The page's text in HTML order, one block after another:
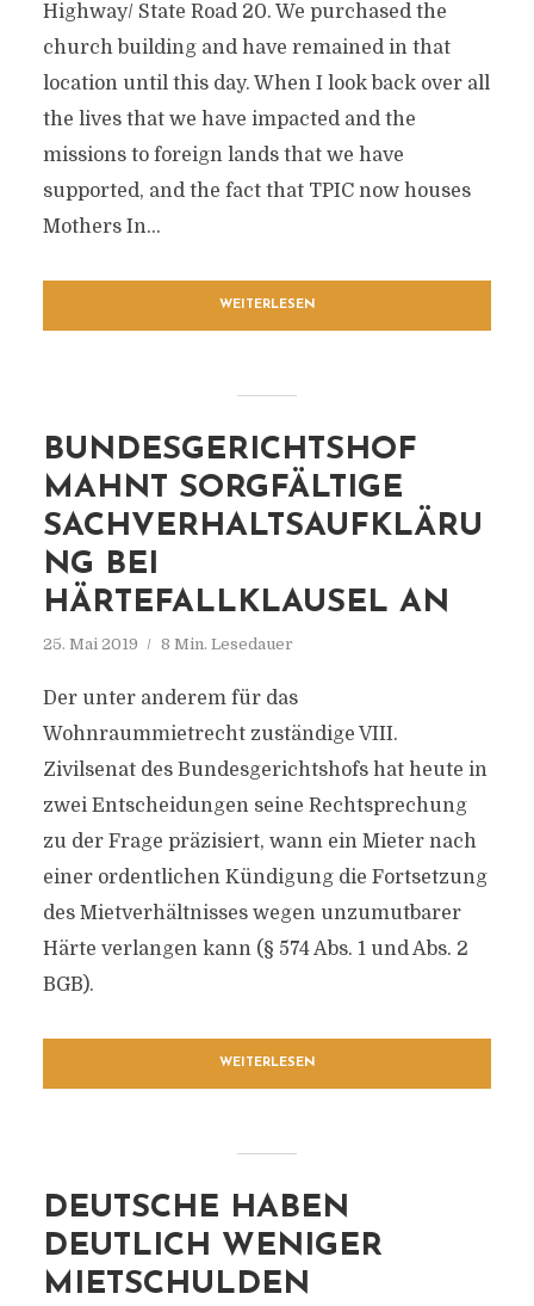
Highway/ State Road 20. We purchased the
church building and have remained in that
location until this day. When I look back over all
the lives that we have impacted and the
missions to foreign lands that we have
supported, and the fact that TPIC now houses
Mothers In...
WEITERLESEN
BUNDESGERICHTSHOF
MAHNT SORGFÄLTIGE
SACHVERHALTSAUFKLÄRU
NG BEI
HÄRTEFALLKLAUSEL AN
25. Mai 2019 8 Min. Lesedauer
Der unter anderem für das
Wohnraummietrecht zuständige VIII.
Zivilsenat des Bundesgerichtshofs hat heute in
zwei Entscheidungen seine Rechtsprechung
zu der Frage präzisiert, wann ein Mieter nach
einer ordentlichen Kündigung die Fortsetzung
des Mietverhältnisses wegen unzumutbarer
Härte verlangen kann (§ 574 Abs. 1 und Abs. 2
BGB).
WEITERLESEN
DEUTSCHE HABEN
DEUTLICH WENIGER
MIETSCHULDEN